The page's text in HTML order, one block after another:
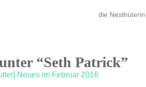
die Nesthüterin
“Seth Patrick”
Neues im Februar 2016